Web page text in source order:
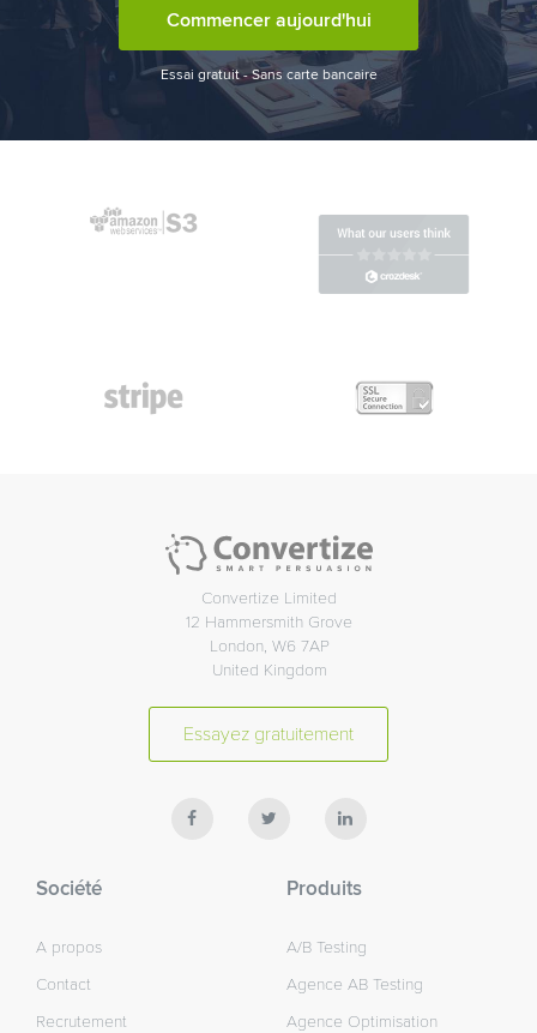
Commencer aujourd'hui
Essai gratuit - Sans carte bancaire
Convertize Limited
12 Hammersmith Grove
London, W6 7AP
United Kingdom
Essayez gratuitement
Société
A propos
Contact
Recrutement
Produits
A/B Testing
Agence AB Testing
Agence Optimisation